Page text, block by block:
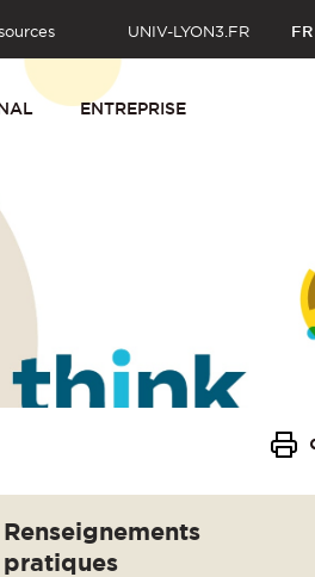
UNIV-LYON3.FR FR
ENTREPRISE
Renseignements
pratiques